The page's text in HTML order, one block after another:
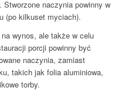
naczynia powinny w
(po kilkuset myciach).
wynos, ale także w celu
porcji powinny być
naczynia, zamiast
takich jak folia aluminiowa,
torby.